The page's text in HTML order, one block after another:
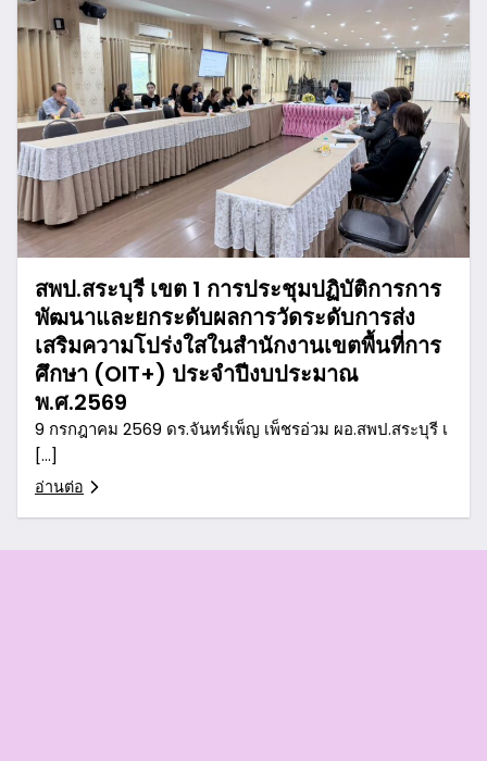
สพป.สระบุรี เขต 1 การประชุมปฏิบัติการการ
พัฒนาและยกระดับผลการวัดระดับการส่ง
เสริมความโปร่งใสในสำนักงานเขตพื้นที่การ
ศึกษา (OIT+) ประจำปีงบประมาณ
พ.ศ.2569
9 กรกฎาคม 2569 ดร.จันทร์เพ็ญ เพ็ชรอ่วม ผอ.สพป.สระบุรี เ
[…]
อ่านต่อ